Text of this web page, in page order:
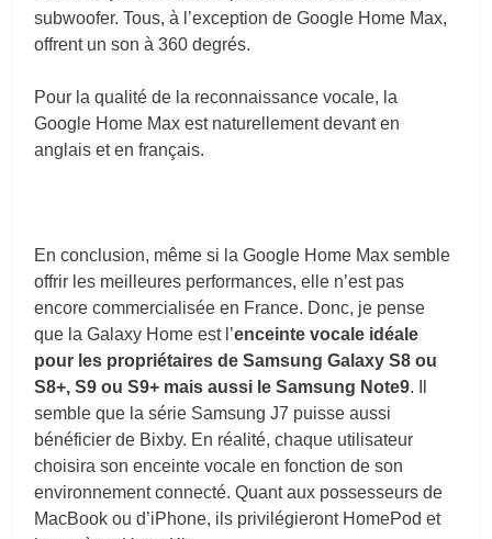
subwoofer. Tous, à l’exception de Google Home Max,
offrent un son à 360 degrés.
Pour la qualité de la reconnaissance vocale, la
Google Home Max est naturellement devant en
anglais et en français.
En conclusion, même si la Google Home Max semble
offrir les meilleures performances, elle n’est pas
encore commercialisée en France. Donc, je pense
que la Galaxy Home est l’enceinte vocale idéale
pour les propriétaires de Samsung Galaxy S8 ou
S8+, S9 ou S9+ mais aussi le Samsung Note9. Il
semble que la série Samsung J7 puisse aussi
bénéficier de Bixby. En réalité, chaque utilisateur
choisira son enceinte vocale en fonction de son
environnement connecté. Quant aux possesseurs de
MacBook ou d’iPhone, ils privilégieront HomePod et